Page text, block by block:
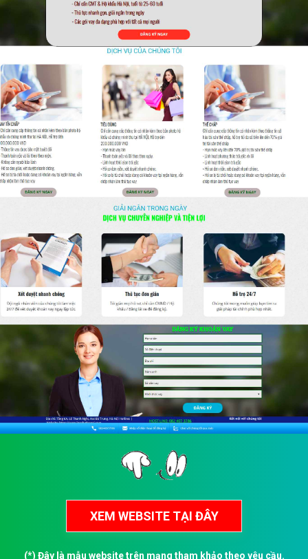
(*) Đây là mẫu website trên mạng tham khảo theo yêu cầu.